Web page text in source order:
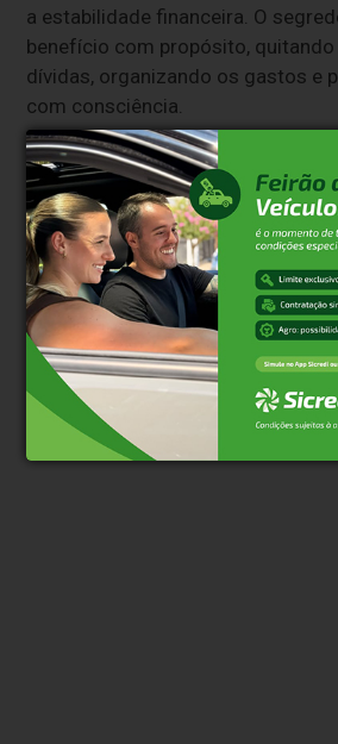
a estabilidade financeira. O
benefício com propósito, quitando
dívidas, organizando os gastos e
com consciência.
Clique aqui e faça parte do
WhatsApp